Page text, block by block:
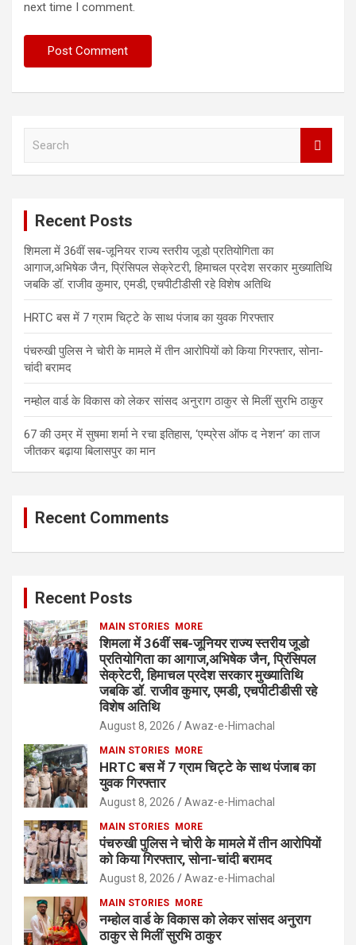
next time I comment.
Recent Posts
शिमला में 36वीं सब-जूनियर राज्य स्तरीय जूडो प्रतियोगिता का
आगाज,अभिषेक जैन, प्रिंसिपल सेक्रेटरी, हिमाचल प्रदेश सरकार मुख्यातिथि
जबकि डॉ. राजीव कुमार, एमडी, एचपीटीडीसी रहे विशेष अतिथि
HRTC बस में 7 ग्राम चिट्टे के साथ पंजाब का युवक गिरफ्तार
पंचरुखी पुलिस ने चोरी के मामले में तीन आरोपियों को किया गिरफ्तार, सोना-
चांदी बरामद
नम्होल वार्ड के विकास को लेकर सांसद अनुराग ठाकुर से मिलीं सुरभि ठाकुर
67 की उम्र में सुषमा शर्मा ने रचा इतिहास, ‘एम्प्रेस ऑफ द नेशन’ का ताज
जीतकर बढ़ाया बिलासपुर का मान
Recent Comments
Recent Posts
MAIN STORIES MORE
शिमला में 36वीं सब-जूनियर राज्य स्तरीय जूडो
प्रतियोगिता का आगाज,अभिषेक जैन, प्रिंसिपल
सेक्रेटरी, हिमाचल प्रदेश सरकार मुख्यातिथि
जबकि डॉ. राजीव कुमार, एमडी, एचपीटीडीसी रहे
विशेष अतिथि
August 8, 2026 Awaz-e-Himachal
MAIN STORIES MORE
HRTC बस में 7 ग्राम चिट्टे के साथ पंजाब का
युवक गिरफ्तार
August 8, 2026 Awaz-e-Himachal
MAIN STORIES MORE
पंचरुखी पुलिस ने चोरी के मामले में तीन आरोपियों
को किया गिरफ्तार, सोना-चांदी बरामद
August 8, 2026 Awaz-e-Himachal
MAIN STORIES MORE
नम्होल वार्ड के विकास को लेकर सांसद अनुराग
ठाकुर से मिलीं सुरभि ठाकुर